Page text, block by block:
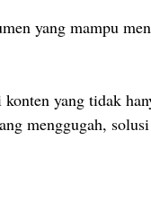
yang mampu
yang tidak
menggugah,